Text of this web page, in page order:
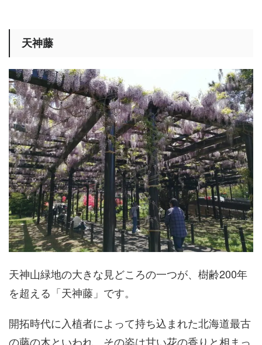
天神藤
天神山緑地の大きな見どころの一つが、樹齢200年
を超える「天神藤」です。
開拓時代に入植者によって持ち込まれた北海道最古
の藤の木といわれ、その姿は甘い花の香りと相まっ